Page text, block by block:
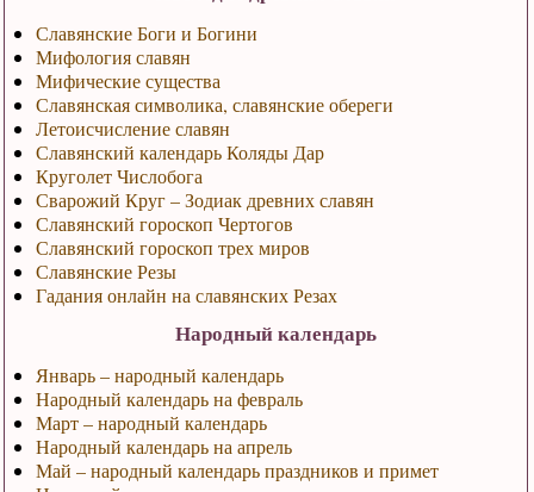
Славянские Боги и Богини
Мифология славян
Мифические существа
Славянская символика, славянские обереги
Летоисчисление славян
Славянский календарь Коляды Дар
Круголет Числобога
Сварожий Круг – Зодиак древних славян
Славянский гороскоп Чертогов
Славянский гороскоп трех миров
Славянские Резы
Гадания онлайн на славянских Резах
Народный календарь
Январь – народный календарь
Народный календарь на февраль
Март – народный календарь
Народный календарь на апрель
Май – народный календарь праздников и примет